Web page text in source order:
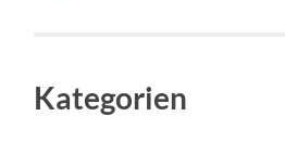
Kategorien